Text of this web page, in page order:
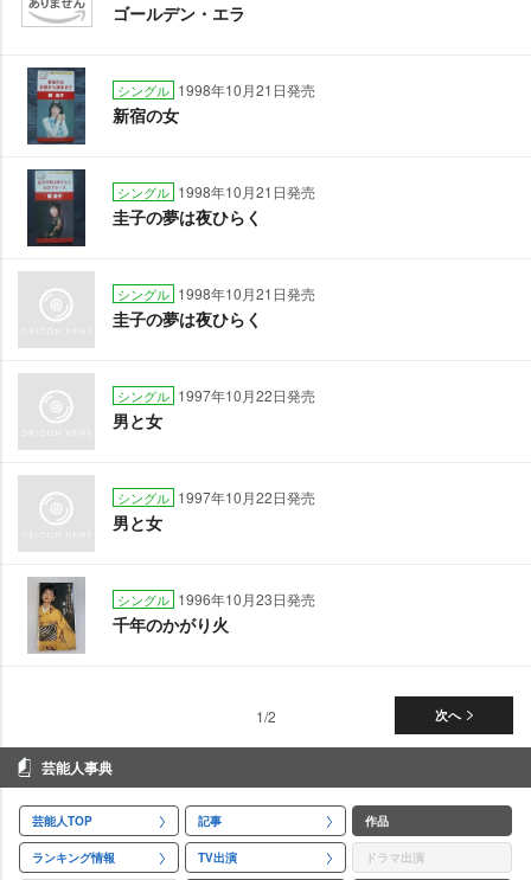
ゴールデン・エラ
シングル 1998年10月21日発売
新宿の女
シングル 1998年10月21日発売
圭子の夢は夜ひらく
シングル 1998年10月21日発売
圭子の夢は夜ひらく
シングル 1997年10月22日発売
男と女
シングル 1997年10月22日発売
男と女
シングル 1996年10月23日発売
千年のかがり火
次へ
1/2
芸能人事典
芸能人TOP 記事 作品
ランキング情報 TV出演 ドラマ出演